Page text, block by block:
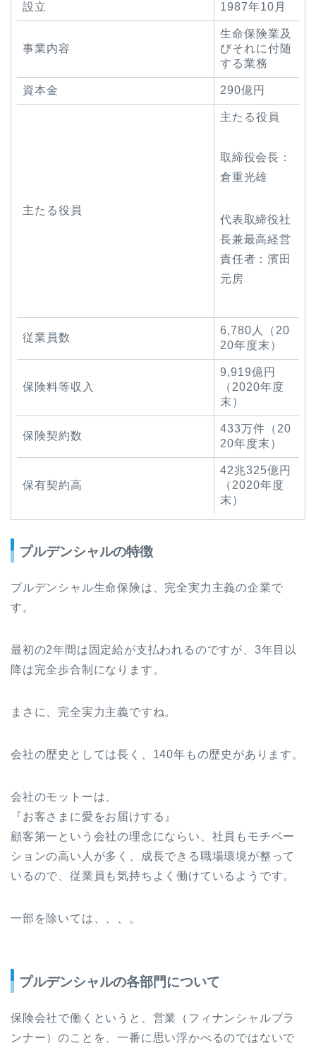
設立 1987年10月
事業内容
生命保険業及
びそれに付随
する業務
資本金 290億円
主たる役員
主たる役員
取締役会長：
倉重光雄
代表取締役社
長兼最高経営
責任者：濱田
元房
従業員数
6,780人（20
20年度末）
保険料等収入
9,919億円
（2020年度
末）
保険契約数
433万件（20
20年度末）
保有契約高
42兆325億円
（2020年度
末）
プルデンシャルの特徴
プルデンシャル生命保険は、完全実力主義の企業で
す。
最初の2年間は固定給が支払われるのですが、3年目以
降は完全歩合制になります。
まさに、完全実力主義ですね。
会社の歴史としては長く、140年もの歴史があります。
会社のモットーは、
『お客さまに愛をお届けする』
顧客第一という会社の理念にならい、社員もモチベー
ションの高い人が多く、成長できる職場環境が整って
いるので、従業員も気持ちよく働けているようです。
一部を除いては、、、。
プルデンシャルの各部門について
保険会社で働くというと、営業（フィナンシャルプラ
ンナー）のことを、一番に思い浮かべるのではないで